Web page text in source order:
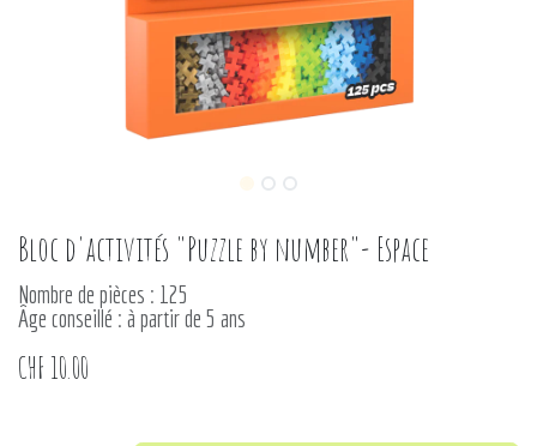
Bloc d'activités "Puzzle by number"- Espace
Nombre de pièces : 125
Âge conseillé : à partir de 5 ans
CHF 10.00